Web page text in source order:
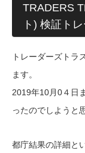
TRADERS
ト) 検証ト
トレーダーズトラ
ます。
2019年10月0４日
ったのでしようと
都庁結果の詳細と